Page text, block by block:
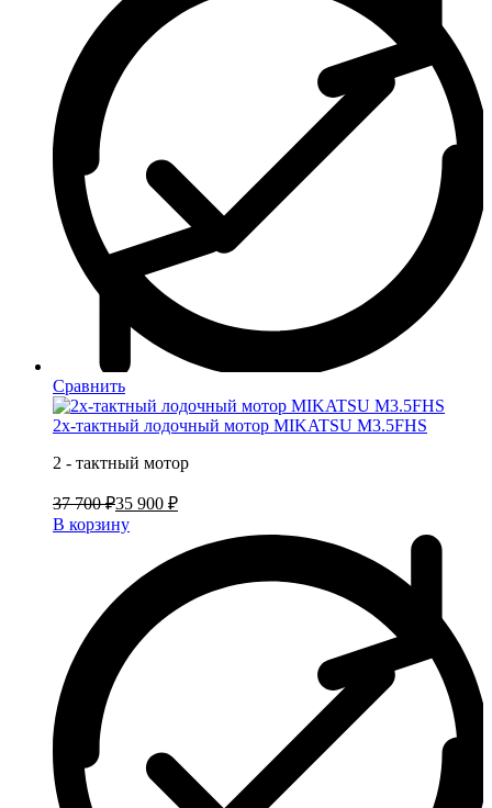
Сравнить
2х-тактный лодочный мотор MIKATSU M3.5FHS
2 - тактный мотор
37 700 ₽35 900 ₽
В корзину